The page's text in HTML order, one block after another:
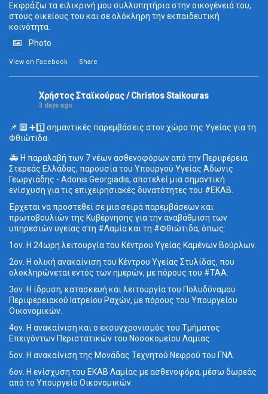
Εκφράζω τα ειλικρινή μου συλλυπητήρια στην οικογένειά του,
στους οικείους του και σε ολόκληρη την εκπαιδευτική
κοινότητα.
Photo
View on Facebook · Share
Χρήστος Σταϊκούρας / Christos Staikouras
3 days ago
📌 🔟 ➕1️⃣ σημαντικές παρεμβάσεις στον χώρο της Υγείας για τη
Φθιώτιδα.
🚑 Η παραλαβή των 7 νέων ασθενοφόρων από την Περιφέρεια
Στερεάς Ελλάδας, παρουσία του Υπουργού Υγείας Άδωνις
Γεωργιάδης - Adonis Georgiadis, αποτελεί μια σημαντική
ενίσχυση για τις επιχειρησιακές δυνατότητες του #ΕΚΑΒ.
Έρχεται να προστεθεί σε μια σειρά παρεμβάσεων και
πρωτοβουλιών της Κυβέρνησης για την αναβάθμιση των
υπηρεσιών υγείας στη #Λαμία και τη #Φθιώτιδα, όπως:
1ον. Η 24ωρη λειτουργία του Κέντρου Υγείας Καμένων Βούρλων.
2ον. Η ολική ανακαίνιση του Κέντρου Υγείας Στυλίδας, που
ολοκληρώνεται εντός των ημερών, με πόρους του #ΤΑΑ.
3ον. Η ίδρυση, κατασκευή και λειτουργία του Πολυδύναμου
Περιφερειακού Ιατρείου Ραχών, με πόρους του Υπουργείου
Οικονομικών.
4ον. Η ανακαίνιση και ο εκσυγχρονισμός του Τμήματος
Επειγόντων Περιστατικών του Νοσοκομείου Λαμίας.
5ον. Η ανακαίνιση της Μονάδας Τεχνητού Νεφρού του ΓΝΛ.
6ον. Η ενίσχυση του ΕΚΑΒ Λαμίας με ασθενοφόρα, μέσω δωρεάς
από το Υπουργείο Οικονομικών.